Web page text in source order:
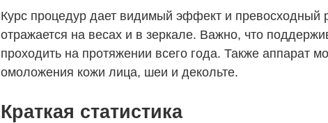
Курс процедур дает видимый эффект и превосходный
отражается на весах и в зеркале. Важно, что
проходить на протяжении всего года. Также аппарат
омоложения кожи лица, шеи и декольте.
Краткая статистика